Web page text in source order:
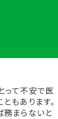
って不安で医
もあります。
務まらないと